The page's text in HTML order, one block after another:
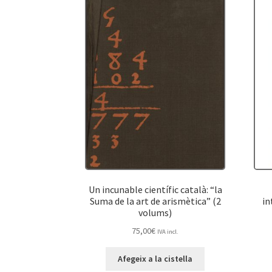
Un incunable científic català: “la
Suma de la art de arismètica” (2
volums)
75,00€ IVA incl.
Afegeix a la cistella